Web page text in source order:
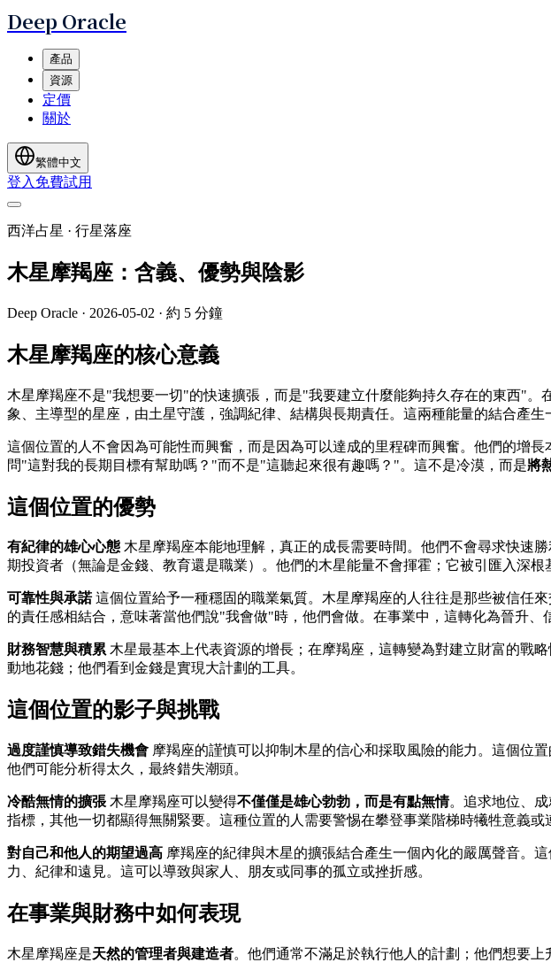
Deep Oracle
產品
資源
定價
關於
繁體中文
登入 免費試用
西洋占星 · 行星落座
木星摩羯座：含義、優勢與陰影
Deep Oracle · 2026-05-02 · 約 5 分鐘
木星摩羯座的核心意義
木星摩羯座不是"我想要一切"的快速擴張，而是"我要建立什麼能夠持久存在的東西"
象、主導型的星座，由土星守護，強調紀律、結構與長期責任。這兩種能量的結合產
這個位置的人不會因為可能性而興奮，而是因為可以達成的里程碑而興奮。他們的
問"這對我的長期目標有幫助嗎？"而不是"這聽起來很有趣嗎？"。這不是冷漠，而是將
這個位置的優勢
有紀律的雄心心態 木星摩羯座本能地理解，真正的成長需要時間。他們不會尋求快
期投資者（無論是金錢、教育還是職業）。他們的木星能量不會揮霍；它被引匯入深根
可靠性與承諾這個位置給予一種穩固的職業氣質。木星摩羯座的人往往是那些被信任
的責任感相結合，意味著當他們說"我會做"時，他們會做。在事業中，這轉化為晉升、
財務智慧與積累 木星最基本上代表資源的增長；在摩羯座，這轉變為對建立財富的戰
動地花錢；他們看到金錢是實現大計劃的工具。
這個位置的影子與挑戰
過度謹慎導致錯失機會 摩羯座的謹慎可以抑制木星的信心和採取風險的能力。這個位
他們可能分析得太久，最終錯失潮頭。
冷酷無情的擴張 木星摩羯座可以變得不僅僅是雄心勃勃，而是有點無情。追求地位、
指標，其他一切都顯得無關緊要。這種位置的人需要警惕在攀登事業階梯時犧牲意義或
對自己和他人的期望過高 摩羯座的紀律與木星的擴張結合產生一個內化的嚴厲聲音
力、紀律和遠見。這可以導致與家人、朋友或同事的孤立或挫折感。
在事業與財務中如何表現
木星摩羯座是天然的管理者與建造者。他們通常不滿足於執行他人的計劃；他們想要